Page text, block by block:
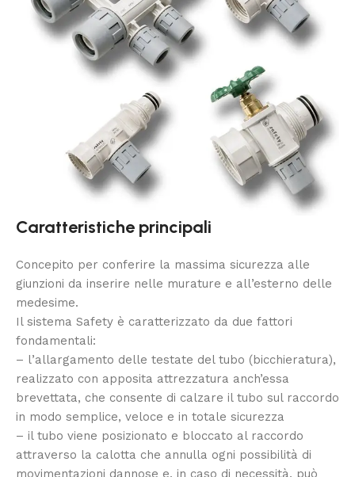
Caratteristiche principali
Concepito per conferire la massima sicurezza alle
giunzioni da inserire nelle murature e all’esterno delle
medesime.
Il sistema Safety è caratterizzato da due fattori
fondamentali:
– l’allargamento delle testate del tubo (bicchieratura),
realizzato con apposita attrezzatura anch’essa
brevettata, che consente di calzare il tubo sul raccordo
in modo semplice, veloce e in totale sicurezza
– il tubo viene posizionato e bloccato al raccordo
attraverso la calotta che annulla ogni possibilità di
movimentazioni dannose e, in caso di necessità, può